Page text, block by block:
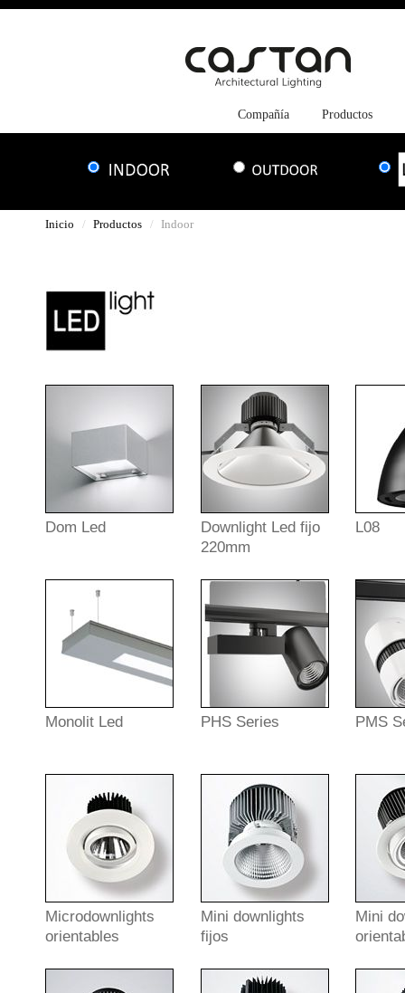
Compañía Productos
Inicio Productos Indoor
Dom Led
Downlight Led fijo
220mm
L08
Monolit Led PHS Series PMS
Microdownlights
orientables
Mini downlights
fijos
Mini